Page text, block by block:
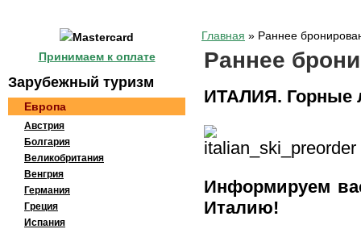
Главная » Раннее
Раннее
ИТАЛИЯ. Горные
Информируем
Италию!
Принимаем к оплате
Зaрубeжный тypизм
Европа
Австрия
Болгария
Великобритания
Венгрия
Германия
Греция
Испания